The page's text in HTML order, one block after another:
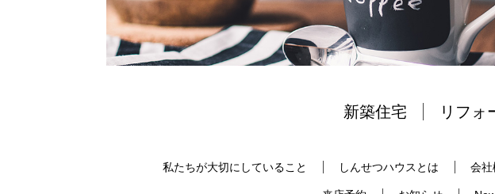
新築住宅 リフォ
私たちが大切にしていること しんせつハウスとは 会社